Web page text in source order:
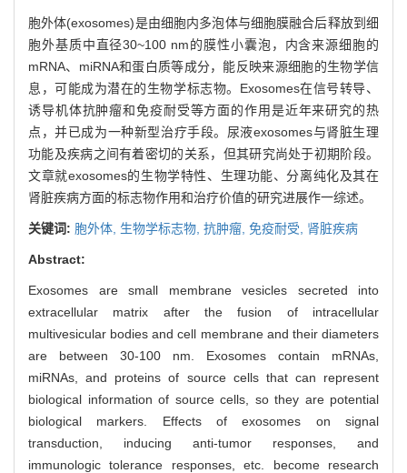
胞外体(exosomes)是由细胞内多泡体与细胞膜融合后释放到细
胞外基质中直径30~100 nm的膜性小囊泡，内含来源细胞的
mRNA、miRNA和蛋白质等成分，能反映来源细胞的生物学信
息，可能成为潜在的生物学标志物。Exosomes在信号转导、
诱导机体抗肿瘤和免疫耐受等方面的作用是近年来研究的热
点，并已成为一种新型治疗手段。尿液exosomes与肾脏生理
功能及疾病之间有着密切的关系，但其研究尚处于初期阶段。
文章就exosomes的生物学特性、生理功能、分离纯化及其在
肾脏疾病方面的标志物作用和治疗价值的研究进展作一综述。
关键词: 胞外体, 生物学标志物, 抗肿瘤, 免疫耐受, 肾脏疾病
Abstract:
Exosomes are small membrane vesicles secreted into
extracellular matrix after the fusion of intracellular
multivesicular bodies and cell membrane and their diameters
are between 30-100 nm. Exosomes contain mRNAs,
miRNAs, and proteins of source cells that can represent
biological information of source cells, so they are potential
biological markers. Effects of exosomes on signal
transduction, inducing anti-tumor responses, and
immunologic tolerance responses, etc. become research